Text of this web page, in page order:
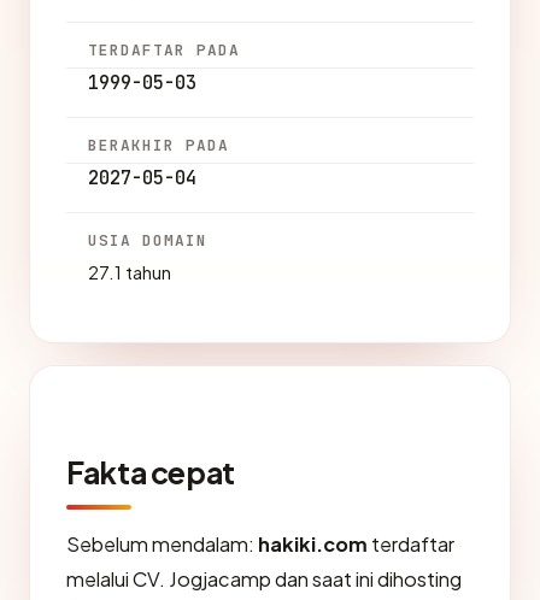
TERDAFTAR PADA
1999-05-03
BERAKHIR PADA
2027-05-04
USIA DOMAIN
27.1 tahun
Fakta cepat
Sebelum mendalam: hakiki.com terdaftar
melalui CV. Jogjacamp dan saat ini dihosting